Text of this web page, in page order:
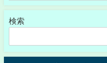
検索